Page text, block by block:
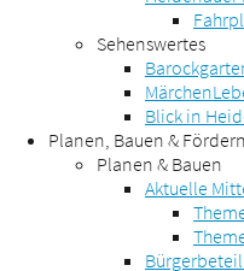
Sehenswertes
Blick in
Planen, Bauen & Fördern
Planen & Bauen
Aktuelle